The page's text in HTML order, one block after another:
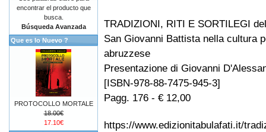
TRADIZIONI, RITI E SORTILEGI
San Giovanni Battista nella cultura
abruzzese
Presentazione di Giovanni
[ISBN-978-88-7475-945-3]
Pagg. 176 - € 12,00
https://www.edizionitabulafati.it/
encontrar el producto que
busca.
Búsqueda Avanzada
Que es lo Nuevo ?
PROTOCOLLO MORTALE
18.00€
17.10€